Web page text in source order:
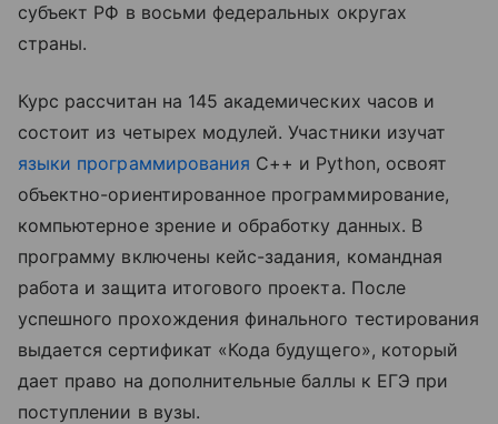
субъект РФ в восьми федеральных округах
страны.
Курс рассчитан на 145 академических часов и
состоит из четырех модулей. Участники изучат
языки программирования C++ и Python, освоят
объектно-ориентированное программирование,
компьютерное зрение и обработку данных. В
программу включены кейс-задания, командная
работа и защита итогового проекта. После
успешного прохождения финального тестирования
выдается сертификат «Кода будущего», который
дает право на дополнительные баллы к ЕГЭ при
поступлении в вузы.